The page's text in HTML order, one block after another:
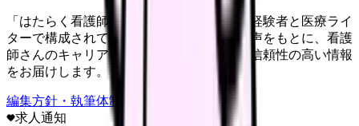
「はたらく看護師さん」編集部は、看護師経験者と医療ライ
ターで構成されています。現場のリアルな声をもとに、看護
師さんのキャリア・転職・働き方に関する信頼性の高い情報
をお届けします。
編集方針・執筆体制・監修体制を見る
求人通知